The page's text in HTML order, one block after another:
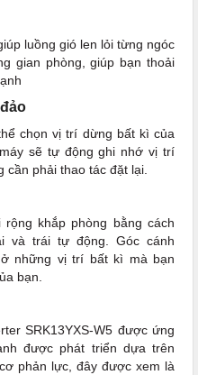
luồng gió len lỏi từng ngóc
gian phòng, giúp bạn thoải
chọn vị trí dừng bất kì của
sẽ tự động ghi nhớ vị trí
phải thao tác đặt lại.
khắp phòng bằng cách
và trái tự động. Góc cánh
những vị trí bất kì mà bạn
bạn.
SRK13YXS-W5 được ứng
được phát triển dựa trên
phản lực, đây được xem là